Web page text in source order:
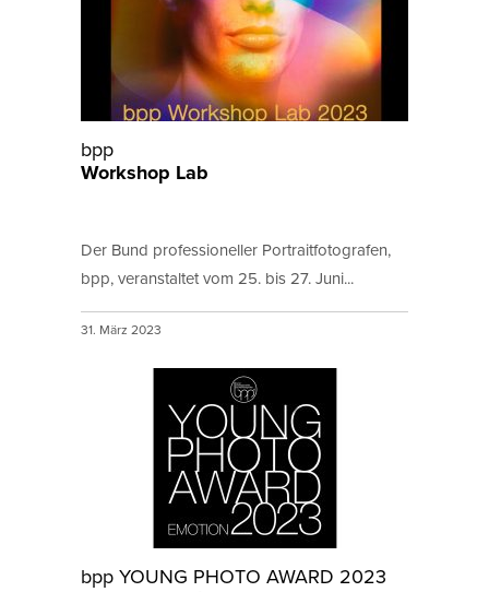
bpp
Workshop Lab
Der Bund professioneller Portraitfotografen,
bpp, veranstaltet vom 25. bis 27. Juni...
31. März 2023
bpp YOUNG PHOTO AWARD 2023